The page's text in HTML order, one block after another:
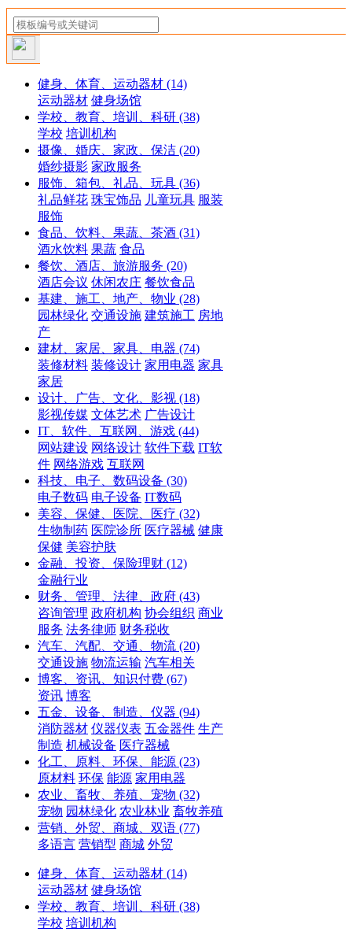
健身、体育、运动器材 (14)
运动器材 健身场馆
学校、教育、培训、科研 (38)
学校 培训机构
摄像、婚庆、家政、保洁 (20)
婚纱摄影 家政服务
服饰、箱包、礼品、玩具 (36)
礼品鲜花 珠宝饰品 儿童玩具 服装
服饰
食品、饮料、果蔬、茶酒 (31)
酒水饮料 果蔬 食品
餐饮、酒店、旅游服务 (20)
酒店会议 休闲农庄 餐饮食品
基建、施工、地产、物业 (28)
园林绿化 交通设施 建筑施工 房地
产
建材、家居、家具、电器 (74)
装修材料 装修设计 家用电器 家具
家居
设计、广告、文化、影视 (18)
影视传媒 文体艺术 广告设计
IT、软件、互联网、游戏 (44)
网站建设 网络设计 软件下载 IT软
件 网络游戏 互联网
科技、电子、数码设备 (30)
电子数码 电子设备 IT数码
美容、保健、医院、医疗 (32)
生物制药 医院诊所 医疗器械 健康
保健 美容护肤
金融、投资、保险理财 (12)
金融行业
财务、管理、法律、政府 (43)
咨询管理 政府机构 协会组织 商业
服务 法务律师 财务税收
汽车、汽配、交通、物流 (20)
交通设施 物流运输 汽车相关
博客、资讯、知识付费 (67)
资讯 博客
五金、设备、制造、仪器 (94)
消防器材 仪器仪表 五金器件 生产
制造 机械设备 医疗器械
化工、原料、环保、能源 (23)
原材料 环保 能源 家用电器
农业、畜牧、养殖、宠物 (32)
宠物 园林绿化 农业林业 畜牧养殖
营销、外贸、商城、双语 (77)
多语言 营销型 商城 外贸
健身、体育、运动器材 (14)
运动器材 健身场馆
学校、教育、培训、科研 (38)
学校 培训机构